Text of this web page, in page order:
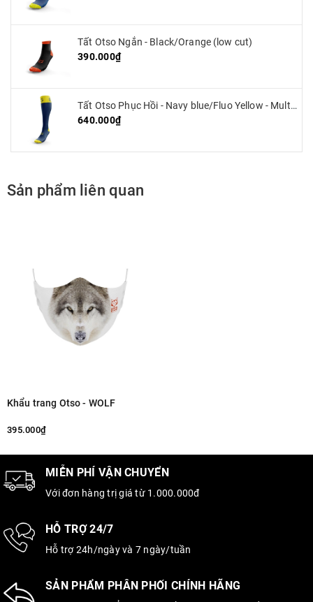
Tất Otso Ngắn - Black/Orange (low cut)
390.000₫
Tất Otso Phục Hồi - Navy blue/Fluo Yellow - Multisport Recovery
640.000₫
Sản phẩm liên quan
Khẩu trang Otso - WOLF
395.000₫
MIỄN PHÍ VẬN CHUYỂN
Với đơn hàng trị giá từ 1.000.000đ
HỖ TRỢ 24/7
Hỗ trợ 24h/ngày và 7 ngày/tuần
SẢN PHẨM PHÂN PHỐI CHÍNH HÃNG